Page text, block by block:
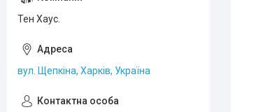
Тен Хаус.
вул. Щепкіна, Харків, Україна